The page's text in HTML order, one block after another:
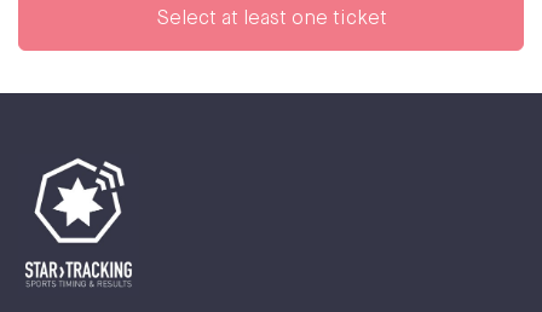
Select at least one ticket